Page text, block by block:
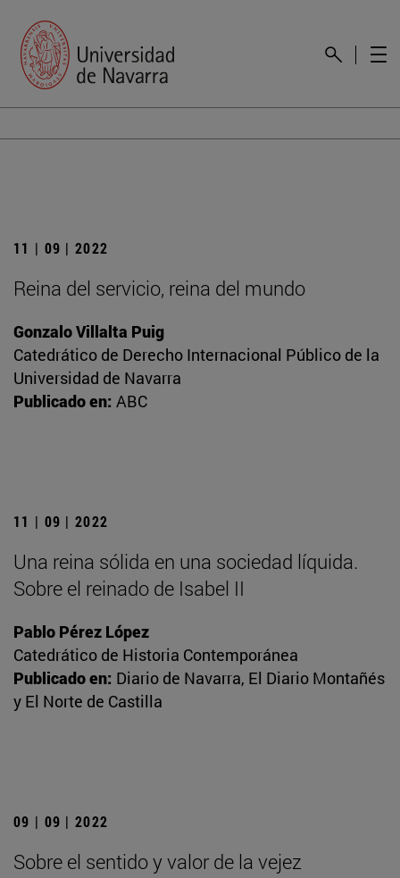
11 | 09 | 2022
Reina del servicio, reina del mundo
Gonzalo Villalta Puig
Catedrático de Derecho Internacional Público de la
Universidad de Navarra
Publicado en: ABC
11 | 09 | 2022
Una reina sólida en una sociedad líquida.
Sobre el reinado de Isabel II
Pablo Pérez López
Catedrático de Historia Contemporánea
Publicado en: Diario de Navarra, El Diario Montañés
y El Norte de Castilla
09 | 09 | 2022
Sobre el sentido y valor de la vejez